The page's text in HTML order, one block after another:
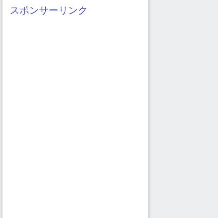
イ
スポンサーリンク